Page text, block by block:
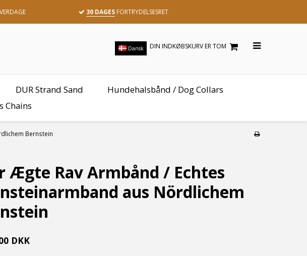
30 DAGESFORTRYDELSESRET
Dansk DIN INDKØBSKURV ER TOM
DUR Strand Sand
Hundehalsbånd / Dog Collars
Chains
Bernstein
Ægte Rav Armbånd / Echtes
aus Nördlichem
DKK